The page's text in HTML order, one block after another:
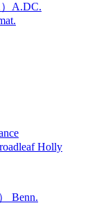
）A.DC.
Holly
Benn.